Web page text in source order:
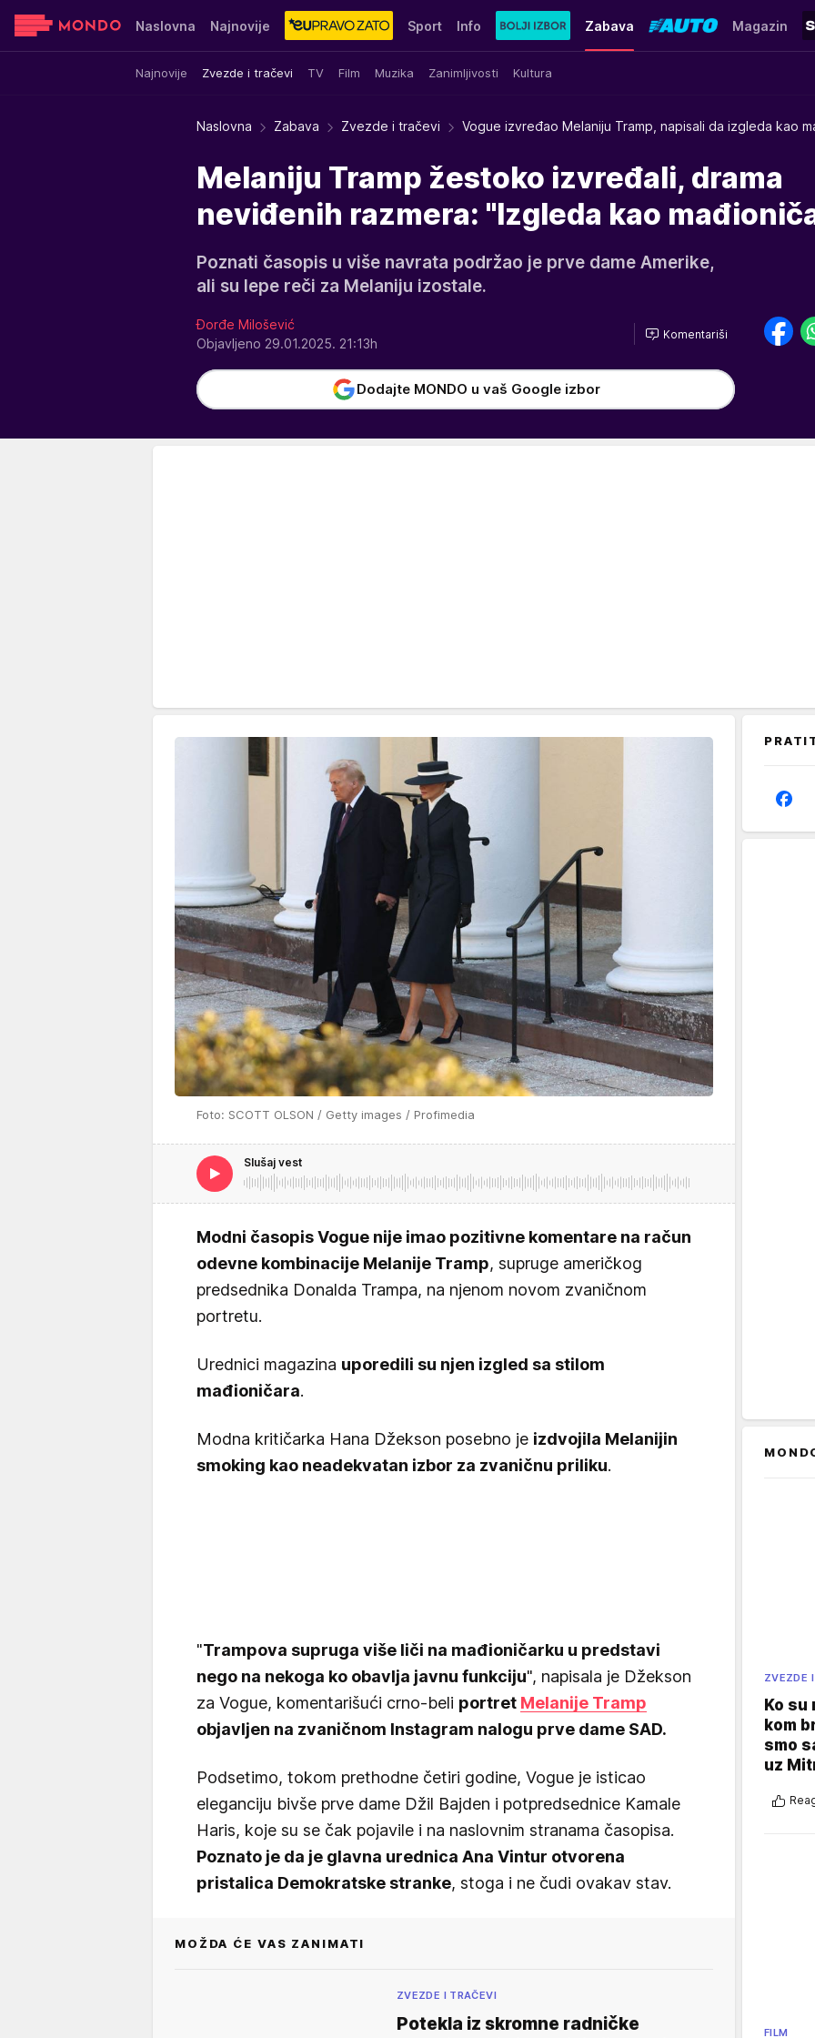
Naslovna Najnovije Sport Info Zabava
Najnovije Zvezde i tračevi TV Film Muzika Zanimljivosti Kultura
Magazin
Sensa Stvar ukusa Yumama
Naslovna Zabava Zvezde i tračevi Vogue izvređao Melaniju Tramp, napisali da izgleda kao
Melaniju Tramp žestoko izvređali, drama
neviđenih razmera: "Izgleda kao
Poznati časopis u više navrata podržao je prve dame Amerike,
ali su lepe reči za Melaniju izostale.
Đorđe Milošević
Objavljeno 29.01.2025. 21:13h
Komentariši
Dodajte MONDO u vaš Google izbor
Foto: SCOTT OLSON / Getty images / Profimedia
Slušaj vest
Modni časopis Vogue nije imao pozitivne komentare na račun
odevne kombinacije Melanije Tramp, supruge američkog
predsednika Donalda Trampa, na njenom novom zvaničnom
portretu.
Urednici magazina uporedili su njen izgled sa stilom
mađioničara.
Modna kritičarka Hana Džekson posebno je izdvojila Melanijin
smoking kao neadekvatan izbor za zvaničnu priliku.
"Trampova supruga više liči na mađioničarku u predstavi
nego na nekoga ko obavlja javnu funkciju", napisala je Džekson
za Vogue, komentarišući crno-beli portret Melanije Tramp
objavljen na zvaničnom Instagram nalogu prve dame SAD.
Podsetimo, tokom prethodne četiri godine, Vogue je isticao
eleganciju bivše prve dame Džil Bajden i potpredsednice Kamale
Haris, koje su se čak pojavile i na naslovnim stranama časopisa.
Poznato je da je glavna urednica Ana Vintur otvorena
pristalica Demokratske stranke, stoga i ne čudi ovakav stav.
MOŽDA ĆE VAS ZANIMATI
ZVEZDE I TRAČEVI
Potekla iz skromne radničke
ZVEZDE
Ko su
kom
smo
uz
FILM